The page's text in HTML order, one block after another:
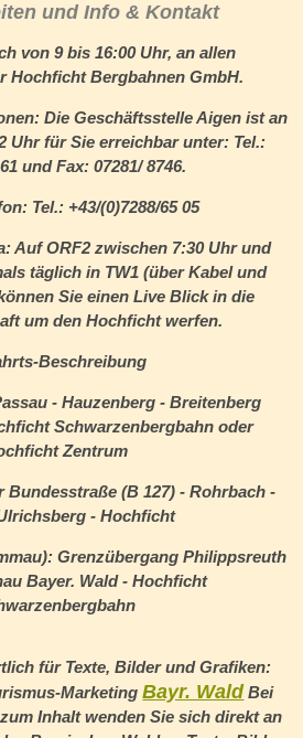
und Info & Kontakt
von 9 bis 16:00 Uhr, an allen
Hochficht Bergbahnen GmbH.
Die Geschäftsstelle Aigen ist an
Uhr für Sie erreichbar unter: Tel.:
und Fax: 07281/ 8746.
Tel.: +43/(0)7288/65 05
Auf ORF2 zwischen 7:30 Uhr und
täglich in TW1 (über Kabel und
Sie einen Live Blick in die
um den Hochficht werfen.
Beschreibung
- Hauzenberg - Breitenberg
Schwarzenbergbahn oder
Zentrum
(B 127) - Rohrbach -
- Hochficht
Grenzübergang Philippsreuth
Bayer. Wald - Hochficht
für Texte, Bilder und Grafiken:
MarketingBayr. Wald Bei
Inhalt wenden Sie sich direkt an